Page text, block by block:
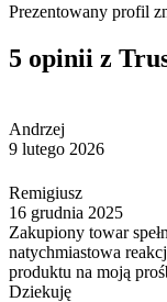
Prezentowany profil
5 opinii z
Andrzej
9 lutego 2026
Remigiusz
16 grudnia 2025
Zakupiony towar
natychmiastowa
produktu na moją
Dziekuję